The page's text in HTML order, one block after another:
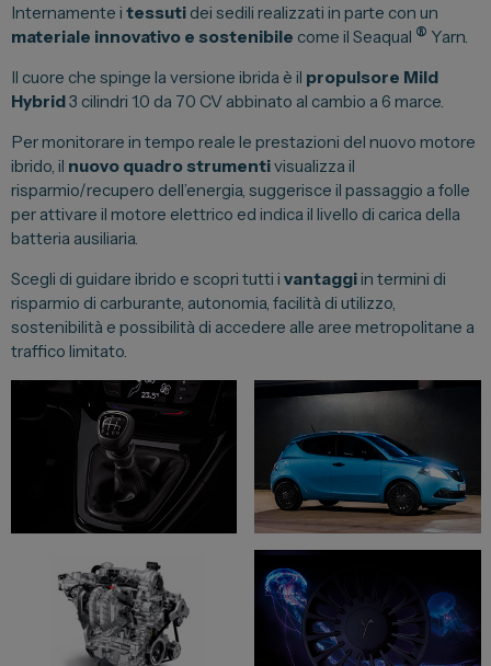
Convenzioni
Promozioni
Gruppo Spazio
Il Gruppo Spazio
Impegno per il Sociale
Comunità Energetica
Sedi e Recapiti
News ed Eventi
Spazio Campus
Lavora con noi
Servizio Clienti
Telefono Vendita
011 22 51 711
Telefono Officina
Internamente i tessuti dei sedili realizzati in parte con un
materiale innovativo e sostenibile come il Seaqual ® Yarn.
Il cuore che spinge la versione ibrida è il propulsore Mild
Hybrid3 cilindri 1.0 da 70 CV abbinato al cambio a 6 marce.
Per monitorare in tempo reale le prestazioni del nuovo motore
ibrido, il nuovo quadro strumentivisualizza il
risparmio/recupero dell’energia, suggerisce il passaggio a folle
per attivare il motore elettrico ed indica il livello di carica della
batteria ausiliaria.
Scegli di guidare ibrido e scopri tutti i vantaggiin termini di
risparmio di carburante, autonomia, facilità di utilizzo,
sostenibilità e possibilità di accedere alle aree metropolitane a
traffico limitato.